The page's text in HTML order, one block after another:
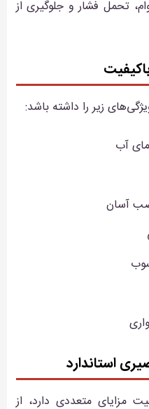
تحمل فشار و جلوگیری از
زیر را داشته باشد:
آب
آسان
استاندارد
مزایای متعددی دارد، از